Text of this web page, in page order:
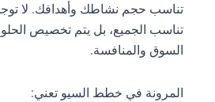
تناسب حجم نشاطك وأهدافك. لا توجد
تناسب الجميع، بل يتم تخصيص
السوق والمنافسة.
المرونة في خطط السيو تعني: